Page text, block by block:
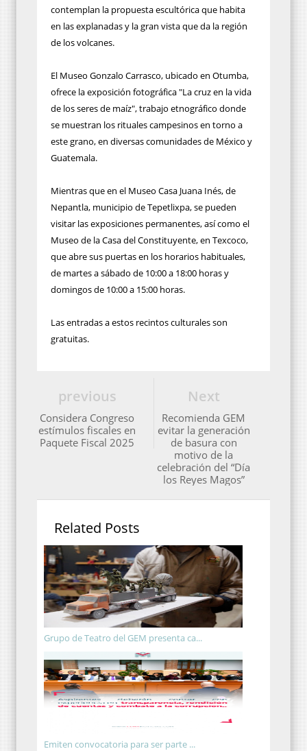
contemplan la propuesta escultórica que habita
en las explanadas y la gran vista que da la región
de los volcanes.
El Museo Gonzalo Carrasco, ubicado en Otumba,
ofrece la exposición fotográfica "La cruz en la vida
de los seres de maíz", trabajo etnográfico donde
se muestran los rituales campesinos en torno a
este grano, en diversas comunidades de México y
Guatemala.
Mientras que en el Museo Casa Juana Inés, de
Nepantla, municipio de Tepetlixpa, se pueden
visitar las exposiciones permanentes, así como el
Museo de la Casa del Constituyente, en Texcoco,
que abre sus puertas en los horarios habituales,
de martes a sábado de 10:00 a 18:00 horas y
domingos de 10:00 a 15:00 horas.
Las entradas a estos recintos culturales son
gratuitas.
Next
Recomienda GEM
evitar la generación
de basura con
motivo de la
celebración del “Día
los Reyes Magos”
previous
Considera Congreso
estímulos fiscales en
Paquete Fiscal 2025
Related Posts
Grupo de Teatro del GEM presenta ca...
Emiten convocatoria para ser parte ...